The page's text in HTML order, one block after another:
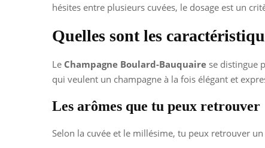
hésites entre plusieurs cuvées, le dosage est un
Quelles sont les
Le Champagne Boulard-Bauquaire se distingue
qui veulent un champagne à la fois élégant et
Les arômes que tu peux retrouver
Selon la cuvée et le millésime, tu peux retrouver